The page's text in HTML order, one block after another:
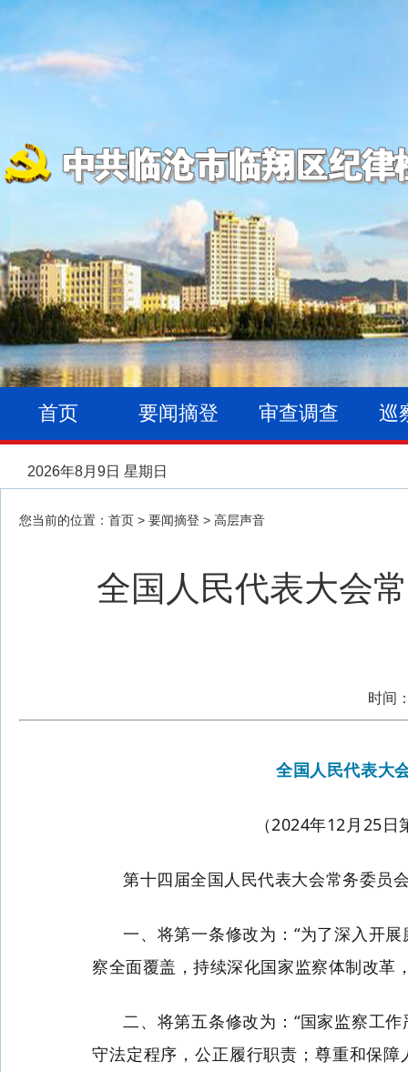
首页 要闻摘登 审查调查 巡
2026年8月9日 星期日
您当前的位置： 首页 > 要闻摘登 > 高层声音
全国人民代表大会
时间
全国人民代表大
（2024年12月25
第十四届全国人民代表大会常务委员
一、将第一条修改为：“为了深入开
察全面覆盖，持续深化国家监察体制改革
二、将第五条修改为：“国家监察工
守法定程序，公正履行职责；尊重和保